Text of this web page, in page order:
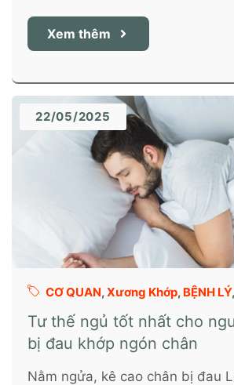
Xem thêm
22/05/2025
CƠ QUAN,Xương Khớp, BỆNH LÝ,
Tư thế ngủ tốt nhất cho
bị đau khớp ngón chân
Nằm ngửa, kê cao chân bị đau